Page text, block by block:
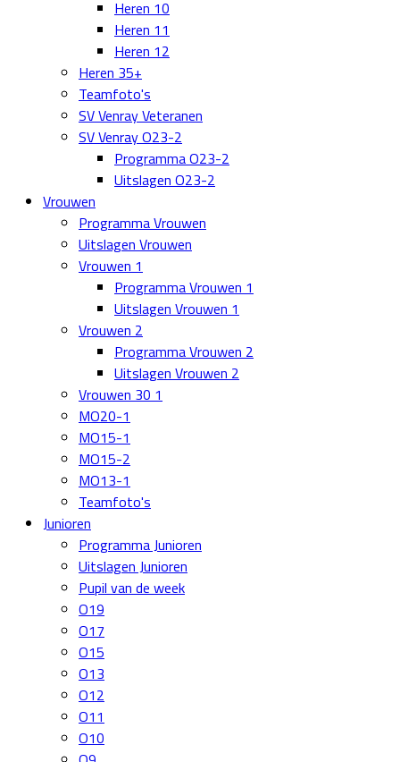
Heren 10
Heren 11
Heren 12
Heren 35+
Teamfoto's
SV Venray Veteranen
SV Venray O23-2
Programma O23-2
Uitslagen O23-2
Vrouwen
Programma Vrouwen
Uitslagen Vrouwen
Vrouwen 1
Programma Vrouwen 1
Uitslagen Vrouwen 1
Vrouwen 2
Programma Vrouwen 2
Uitslagen Vrouwen 2
Vrouwen 30 1
MO20-1
MO15-1
MO15-2
MO13-1
Teamfoto's
Junioren
Programma Junioren
Uitslagen Junioren
Pupil van de week
O19
O17
O15
O13
O12
O11
O10